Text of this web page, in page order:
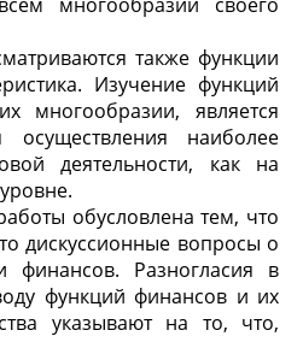
также функции
Изучение функций
многообразии, является
осуществления наиболее
деятельности, как на
обусловлена тем, что
дискуссионные вопросы о
финансов. Разногласия в
функций финансов и их
указывают на то, что,